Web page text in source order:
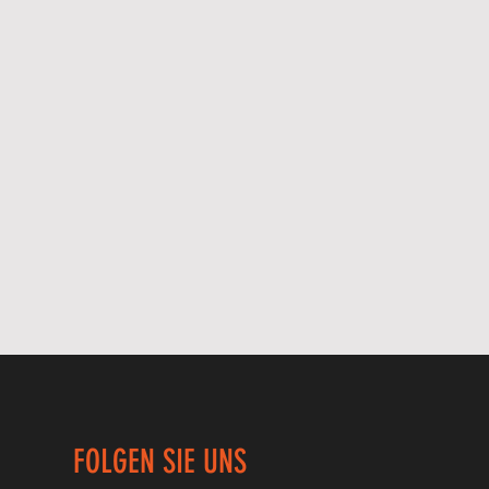
FOLGEN SIE UNS